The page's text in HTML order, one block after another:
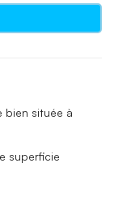
bien située à
superficie